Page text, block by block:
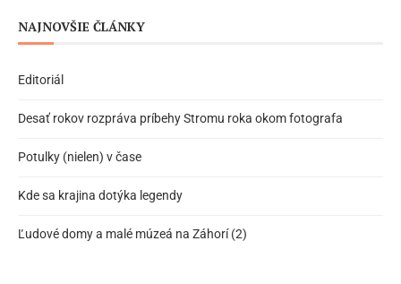
NAJNOVŠIE ČLÁNKY
Editoriál
Desať rokov rozpráva príbehy Stromu roka okom fotografa
Potulky (nielen) v čase
Kde sa krajina dotýka legendy
Ľudové domy a malé múzeá na Záhorí (2)